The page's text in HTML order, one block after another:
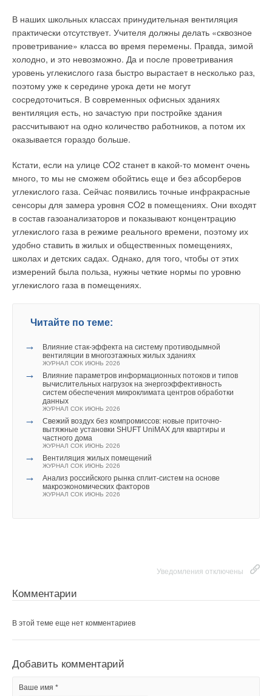
В наших школьных классах принудительная вентиляция
практически отсутствует. Учителя должны делать «сквозное
проветривание» класса во время перемены. Правда, зимой
холодно, и это невозможно. Да и после проветривания
уровень углекислого газа быстро вырастает в несколько раз,
поэтому уже к середине урока дети не могут
сосредоточиться. В современных офисных зданиях
вентиляция есть, но зачастую при постройке здания
рассчитывают на одно количество работников, а потом их
оказывается гораздо больше.
Кстати, если на улице СO2 станет в какой-то момент очень
много, то мы не сможем обойтись еще и без абсорберов
углекислого газа. Сейчас появились точные инфракрасные
сенсоры для замера уровня СO2 в помещениях. Они входят
в состав газоанализаторов и показывают концентрацию
углекислого газа в режиме реального времени, поэтому их
удобно ставить в жилых и общественных помещениях,
школах и детских садах. Однако, для того, чтобы от этих
измерений была польза, нужны четкие нормы по уровню
углекислого газа в помещениях.
Читайте по теме:
→
Влияние стак‑эффекта на систему противодымной
вентиляции в многоэтажных жилых зданиях
ЖУРНАЛ СОК ИЮНЬ 2026
→
Влияние параметров информационных потоков и типов
вычислительных нагрузок на энергоэффективность
систем обеспечения микроклимата центров обработки
данных
ЖУРНАЛ СОК ИЮНЬ 2026
→
Свежий воздух без компромиссов: новые приточно-
вытяжные установки SHUFT UniMAX для квартиры и
частного дома
ЖУРНАЛ СОК ИЮНЬ 2026
→ Вентиляция жилых помещений
ЖУРНАЛ СОК ИЮНЬ 2026
→
Анализ российского рынка сплит-систем на основе
макроэкономических факторов
ЖУРНАЛ СОК ИЮНЬ 2026
Уведомления отключены
Комментарии
В этой теме еще нет комментариев
Добавить комментарий
Ваше имя *